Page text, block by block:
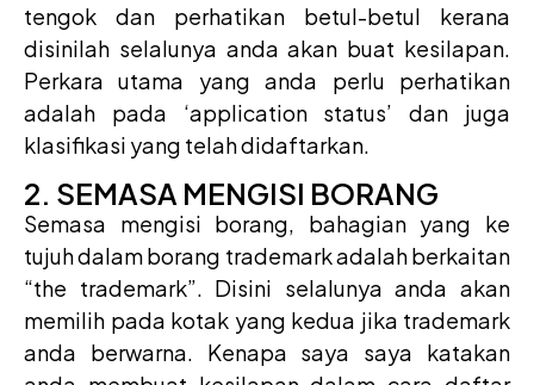
tengok dan perhatikan betul-betul kerana
disinilah selalunya anda akan buat kesilapan.
Perkara utama yang anda perlu perhatikan
adalah pada ‘application status’ dan juga
klasifikasi yang telah didaftarkan.
2. SEMASA MENGISI BORANG
Semasa mengisi borang, bahagian yang ke
tujuh dalam borang trademark adalah berkaitan
“the trademark”. Disini selalunya anda akan
memilih pada kotak yang kedua jika trademark
anda berwarna. Kenapa saya saya katakan